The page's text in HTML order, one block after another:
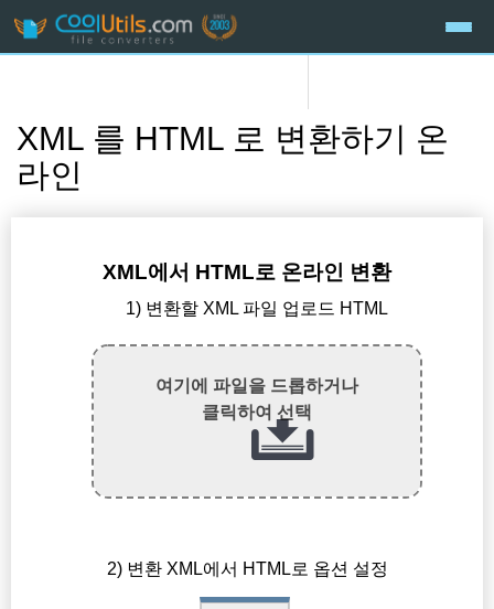
XML 를 HTML 로 변환하기 온
라인
XML에서 HTML로 온라인 변환
1) 변환할 XML 파일 업로드 HTML
여기에 파일을 드롭하거나
클릭하여 선택
2) 변환 XML에서 HTML로 옵션 설정